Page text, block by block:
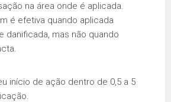
na área onde é aplicada.
é efetiva quando aplicada
danificada, mas não quando
início de ação dentro de 0,5 a 5